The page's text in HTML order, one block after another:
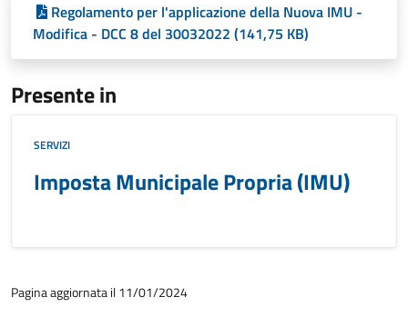
Regolamento per l'applicazione della Nuova IMU -
Modifica - DCC 8 del 30032022 (141,75 KB)
Presente in
SERVIZI
Imposta Municipale Propria (IMU)
Pagina aggiornata il 11/01/2024